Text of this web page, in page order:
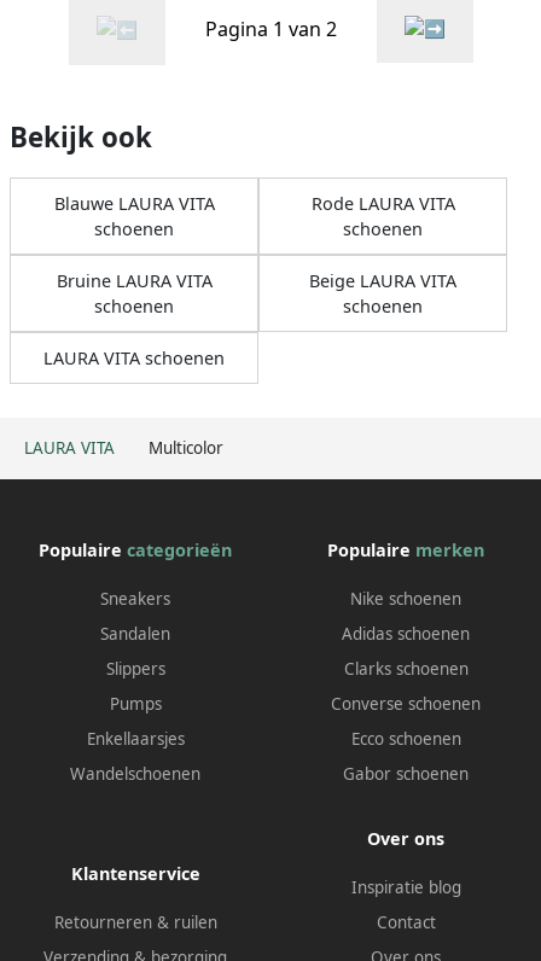
LAURA VITA Multicolor
Pagina 1 van 2
Bekijk ook
Blauwe LAURA VITA
schoenen
Rode LAURA VITA
schoenen
Bruine LAURA VITA
schoenen
Beige LAURA VITA
schoenen
LAURA VITA schoenen
Populaire categorieën
Sneakers
Sandalen
Slippers
Pumps
Enkellaarsjes
Wandelschoenen
Populaire merken
Nike schoenen
Adidas schoenen
Clarks schoenen
Converse schoenen
Ecco schoenen
Gabor schoenen
Klantenservice
Retourneren & ruilen
Over ons
Inspiratie blog
Contact